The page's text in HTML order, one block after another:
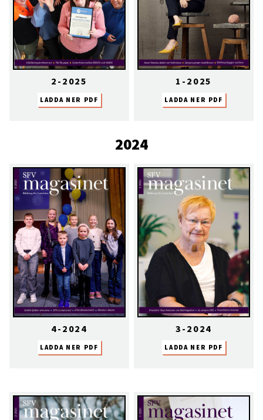
2-2025
LADDA NER PDF
1-2025
LADDA NER PDF
2024
4-2024
LADDA NER PDF
3-2024
LADDA NER PDF